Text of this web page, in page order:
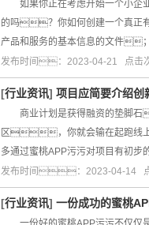
如果你正在考虑开始一个小企
的吗？你如何创建一个真
产品和服务的基本信息的文件
发布时间：2023-04-21 点
[行业资讯] 项目应简要介绍
商业计划是获得融资的垫脚石
区，你就会输在起跑线
多通过蜜桃APP污污对项目有初
发布时间：2023-04-14
[行业资讯] 一份成功的蜜桃